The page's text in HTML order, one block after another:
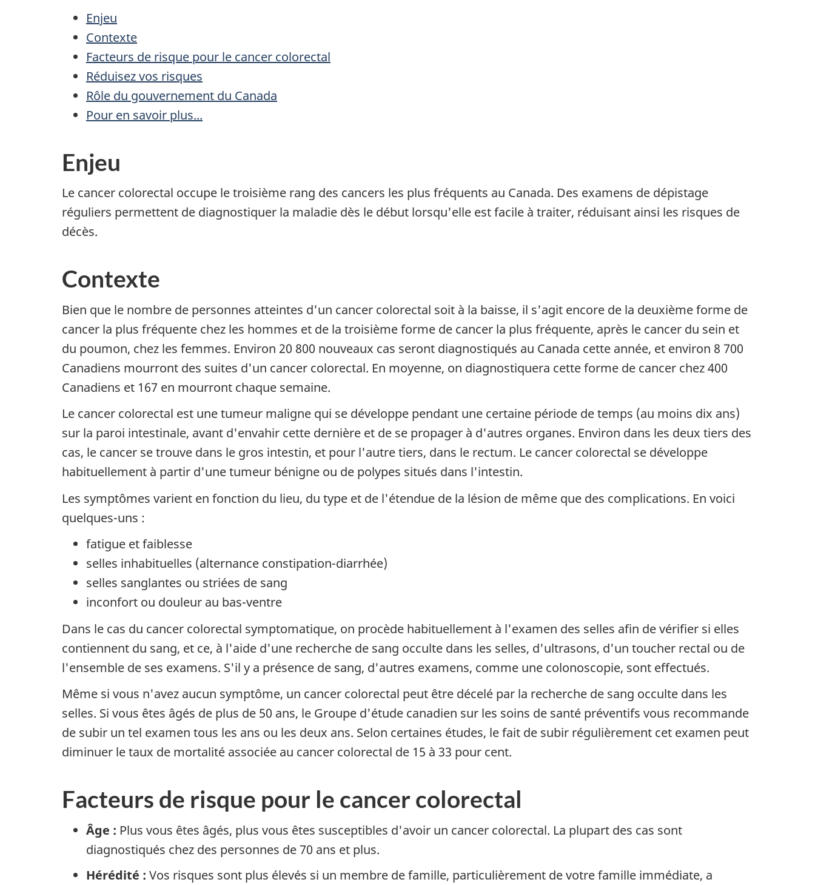
Enjeu
Contexte
Facteurs de risque pour le cancer colorectal
Réduisez vos risques
Rôle du gouvernement du Canada
Pour en savoir plus...
Enjeu
Le cancer colorectal occupe le troisième rang des cancers les plus fréquents au Canada. Des examens de dépistage
réguliers permettent de diagnostiquer la maladie dès le début lorsqu'elle est facile à traiter, réduisant ainsi les risques de
décès.
Contexte
Bien que le nombre de personnes atteintes d'un cancer colorectal soit à la baisse, il s'agit encore de la deuxième forme de
cancer la plus fréquente chez les hommes et de la troisième forme de cancer la plus fréquente, après le cancer du sein et
du poumon, chez les femmes. Environ 20 800 nouveaux cas seront diagnostiqués au Canada cette année, et environ 8 700
Canadiens mourront des suites d'un cancer colorectal. En moyenne, on diagnostiquera cette forme de cancer chez 400
Canadiens et 167 en mourront chaque semaine.
Le cancer colorectal est une tumeur maligne qui se développe pendant une certaine période de temps (au moins dix ans)
sur la paroi intestinale, avant d'envahir cette dernière et de se propager à d'autres organes. Environ dans les deux tiers des
cas, le cancer se trouve dans le gros intestin, et pour l'autre tiers, dans le rectum. Le cancer colorectal se développe
habituellement à partir d'une tumeur bénigne ou de polypes situés dans l'intestin.
Les symptômes varient en fonction du lieu, du type et de l'étendue de la lésion de même que des complications. En voici
quelques-uns :
fatigue et faiblesse
selles inhabituelles (alternance constipation-diarrhée)
selles sanglantes ou striées de sang
inconfort ou douleur au bas-ventre
Dans le cas du cancer colorectal symptomatique, on procède habituellement à l'examen des selles afin de vérifier si elles
contiennent du sang, et ce, à l'aide d'une recherche de sang occulte dans les selles, d'ultrasons, d'un toucher rectal ou de
l'ensemble de ses examens. S'il y a présence de sang, d'autres examens, comme une colonoscopie, sont effectués.
Même si vous n'avez aucun symptôme, un cancer colorectal peut être décelé par la recherche de sang occulte dans les
selles. Si vous êtes âgés de plus de 50 ans, le Groupe d'étude canadien sur les soins de santé préventifs vous recommande
de subir un tel examen tous les ans ou les deux ans. Selon certaines études, le fait de subir régulièrement cet examen peut
diminuer le taux de mortalité associée au cancer colorectal de 15 à 33 pour cent.
Facteurs de risque pour le cancer colorectal
Âge : Plus vous êtes âgés, plus vous êtes susceptibles d'avoir un cancer colorectal. La plupart des cas sont
diagnostiqués chez des personnes de 70 ans et plus.
Hérédité : Vos risques sont plus élevés si un membre de famille, particulièrement de votre famille immédiate, a